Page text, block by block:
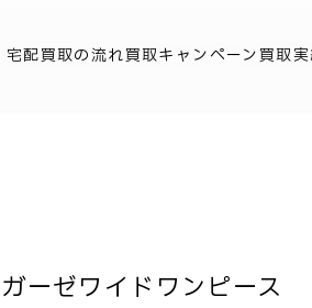
宅配買取の流れ買取キャンペーン買取
ーゼワイドワンピース